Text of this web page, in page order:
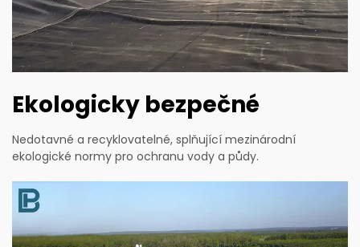
Ekologicky bezpečné
Nedotavné a recyklovatelné, splňující mezinárodní
ekologické normy pro ochranu vody a půdy.